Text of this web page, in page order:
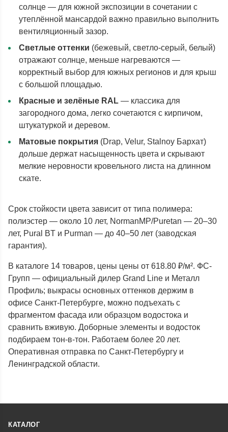
солнце — для южной экспозиции в сочетании с
утеплённой мансардой важно правильно выполнить
вентиляционный зазор.
Светлые оттенки (бежевый, светло-серый, белый)
отражают солнце, меньше нагреваются —
корректный выбор для южных регионов и для крыш
с большой площадью.
Красные и зелёные RAL — классика для
загородного дома, легко сочетаются с кирпичом,
штукатуркой и деревом.
Матовые покрытия (Drap, Velur, Stalnoy Бархат)
дольше держат насыщенность цвета и скрывают
мелкие неровности кровельного листа на длинном
скате.
Срок стойкости цвета зависит от типа полимера:
полиэстер — около 10 лет, NormanMP/Puretan — 20–30
лет, Pural BT и Purman — до 40–50 лет (заводская
гарантия).
В каталоге 14 товаров, цены цены от 618.80 ₽/м². ФС-
Групп — официальный дилер Grand Line и Металл
Профиль; выкрасы основных оттенков держим в
офисе Санкт-Петербурге, можно подъехать с
фрагментом фасада или образцом водостока и
сравнить вживую. Доборные элементы и водосток
подбираем тон-в-тон. Работаем более 20 лет.
Оперативная отправка по Санкт-Петербургу и
Ленинградской области.
КАТАЛОГ